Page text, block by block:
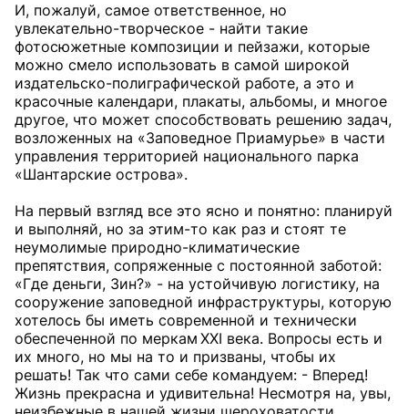
И, пожалуй, самое ответственное, но
увлекательно-творческое - найти такие
фотосюжетные композиции и пейзажи, которые
можно смело использовать в самой широкой
издательско-полиграфической работе, а это и
красочные календари, плакаты, альбомы, и многое
другое, что может способствовать решению задач,
возложенных на «Заповедное Приамурье» в части
управления территорией национального парка
«Шантарские острова».
На первый взгляд все это ясно и понятно: планируй
и выполняй, но за этим-то как раз и стоят те
неумолимые природно-климатические
препятствия, сопряженные с постоянной заботой:
«Где деньги, Зин?» - на устойчивую логистику, на
сооружение заповедной инфраструктуры, которую
хотелось бы иметь современной и технически
обеспеченной по меркам XXI века. Вопросы есть и
их много, но мы на то и призваны, чтобы их
решать! Так что сами себе командуем: - Вперед!
Жизнь прекрасна и удивительна! Несмотря на, увы,